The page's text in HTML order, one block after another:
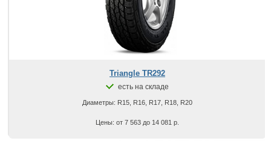
Triangle TR292
есть на складе
Диаметры: R15, R16, R17, R18, R20
Цены: от 7 563 до 14 081 р.